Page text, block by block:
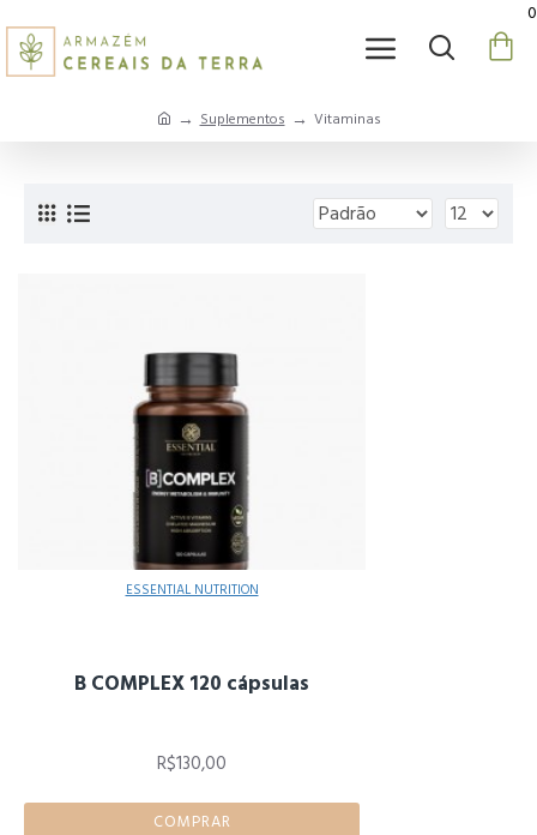
0
Suplementos Vitaminas
ESSENTIAL NUTRITION
B COMPLEX 120 cápsulas
R$130,00
COMPRAR